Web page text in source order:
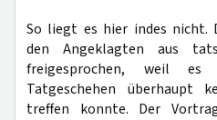
So liegt es hier indes nicht.
den Angeklagten aus
freigesprochen, weil es
Tatgeschehen überhaupt
treffen konnte. Der